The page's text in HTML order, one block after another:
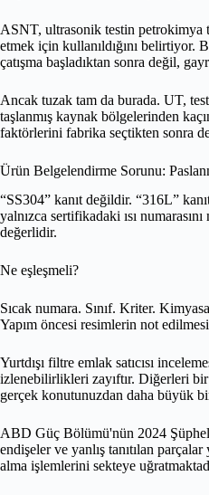
ASNT, ultrasonik testin petrokimya
etmek için kullanıldığını belirtiyor.
çatışma başladıktan sonra değil,
Ancak tuzak tam da burada. UT,
taşlanmış kaynak bölgelerinden
faktörlerini fabrika seçtikten sonra
Ürün Belgelendirme Sorunu:
“SS304” kanıt değildir. “316L”
yalnızca sertifikadaki ısı
değerlidir.
Ne eşleşmeli?
Sıcak numara. Sınıf. Kriter.
Yapım öncesi resimlerin not
Yurtdışı filtre emlak satıcısı
izlenebilirlikleri zayıftır. Diğerleri
gerçek konutunuzdan daha büyük
ABD Güç Bölümü'nün 2024
endişeler ve yanlış tanıtılan
alma işlemlerini sekteye